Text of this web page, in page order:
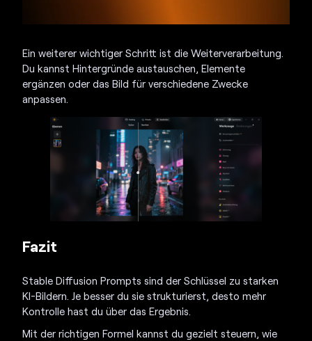
Ein weiterer wichtiger Schritt ist die Weiterverarbeitung.
Du kannst Hintergründe austauschen, Elemente
ergänzen oder das Bild für verschiedene Zwecke
anpassen.
Fazit
Stable Diffusion Prompts sind der Schlüssel zu starken
KI-Bildern. Je besser du sie strukturierst, desto mehr
Kontrolle hast du über das Ergebnis.
Mit der richtigen Formel kannst du gezielt steuern, wie